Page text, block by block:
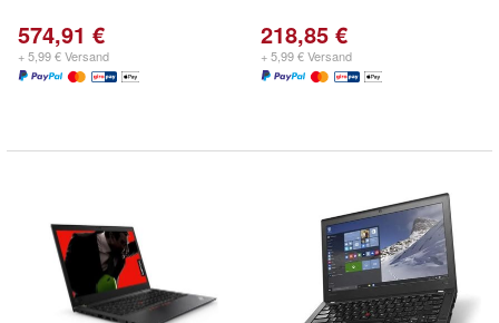
574,91 €
+ 5,99 € Versand
218,85 €
+ 5,99 € Versand